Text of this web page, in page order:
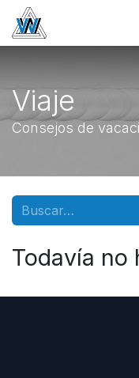
Ir al contenido
Viaje
Consejos de
Todavía no